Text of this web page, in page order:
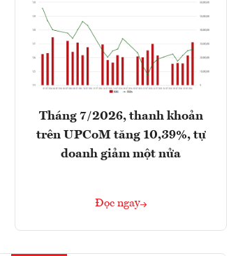
Tháng 7/2026, thanh khoản
trên UPCoM tăng 10,39%, tự
doanh giảm một nửa
Đọc ngay